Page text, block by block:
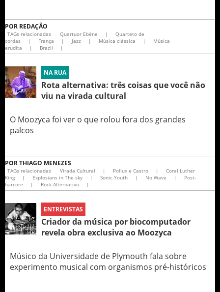
POR REDAÇÃO
TAGs relacionadas Quartuor Ebène |
Quarteto de
cordas
| França | Jazz | Música clássica |
Música
erudita
| Brazil |
NA RUA
Rota alternativa: três coisas que você não
viu na virada cultural
O Moozyca foi ver o que rolou fora dos grandes
palcos
PORTHIAGO MENEZES
TAGs relacionadas Virada Cultural | Pollux e Castro |
Coral Luther
King
| Explosians in The sky | Sonic Youth | No Wave |
Post-
harcore
| Rock Alternativo |
ENTREVISTAS
Criador da música por biocomputador
revela obra exclusiva ao Moozyca
Músico da Universidade de Plymouth fala sobre
experimento musical com organismos pré-históricos